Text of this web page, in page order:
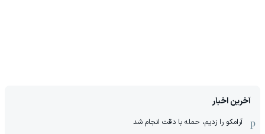
آخرین اخبار
آرامکو را زدیم، حمله با دقت انجام شد